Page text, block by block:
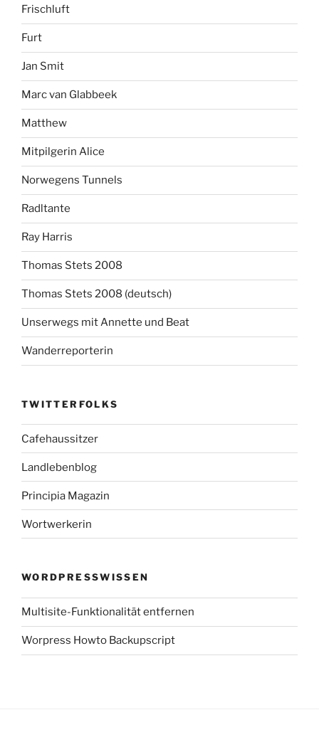
Frischluft
Furt
Jan Smit
Marc van Glabbeek
Matthew
Mitpilgerin Alice
Norwegens Tunnels
Radltante
Ray Harris
Thomas Stets 2008
Thomas Stets 2008 (deutsch)
Unserwegs mit Annette und Beat
Wanderreporterin
TWITTERFOLKS
Cafehaussitzer
Landlebenblog
Principia Magazin
Wortwerkerin
WORDPRESSWISSEN
Multisite-Funktionalität entfernen
Worpress Howto Backupscript